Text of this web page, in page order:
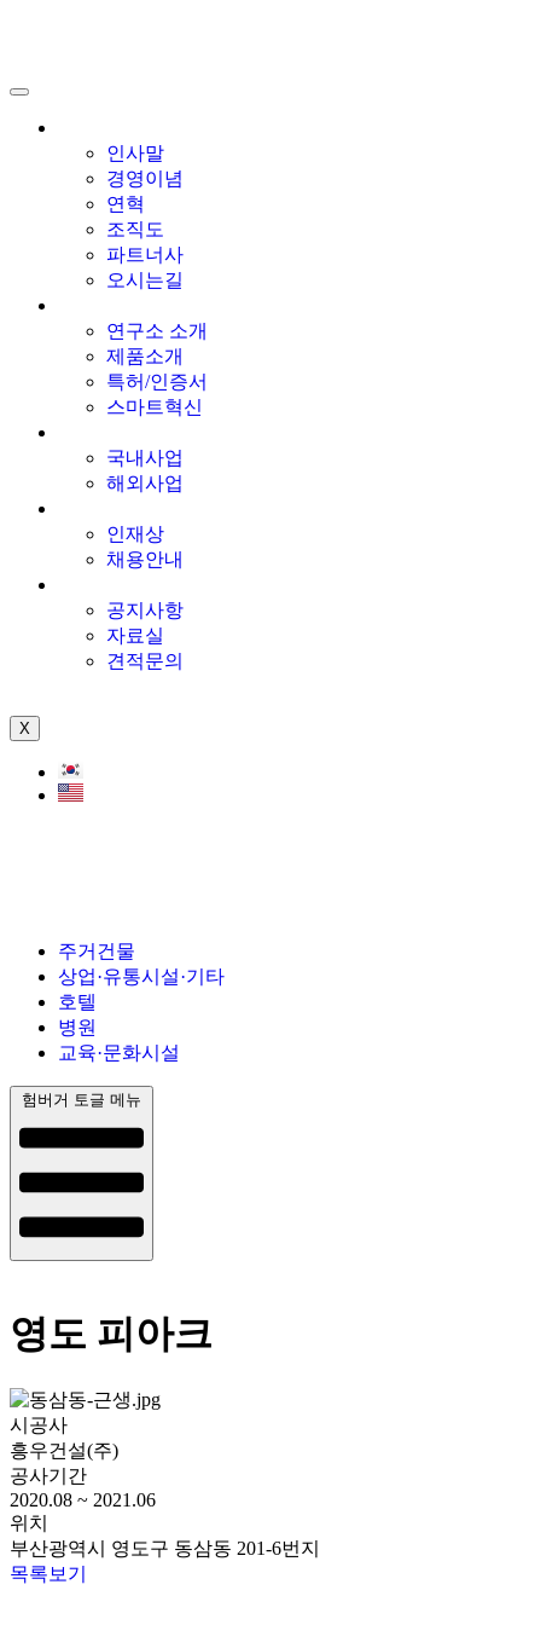
인사말
경영이념
연혁
조직도
파트너사
오시는길
연구소 소개
제품소개
특허/인증서
스마트혁신
국내사업
해외사업
인재상
채용안내
공지사항
자료실
견적문의
X
주거건물
상업·유통시설·기타
호텔
병원
교육·문화시설
험버거 토글 메뉴
영도 피아크
시공사
흥우건설(주)
공사기간
2020.08 ~ 2021.06
위치
부산광역시 영도구 동삼동 201-6번지
목록보기